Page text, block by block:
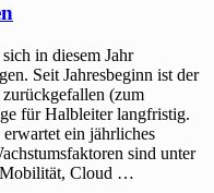
in diesem Jahr
Seit Jahresbeginn ist der
(zum
für Halbleiter langfristig.
ein jährliches
sind unter
Mobilität, Cloud …